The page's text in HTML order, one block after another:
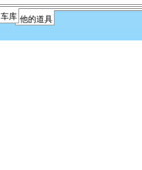
库 他的道具